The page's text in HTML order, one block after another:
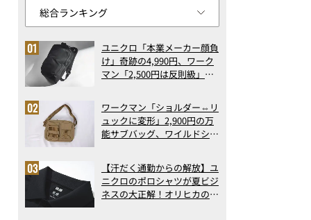
ユニクロ「本業メーカー顔負
け」奇跡の4,990円、ワーク
マン「2,500円は反則級」凄
ト3】（2026年6月版）
ワークマン「ショルダー⇔リ
ュックに変形」2,900円の万
能サブバッグ、ワイルドシン
記事ランキングベスト3】
（2026年6月版）
【汗だく通勤からの解放】ユ
ニクロのポロシャツが夏ビジ
ネスの大正解！オリヒカの透